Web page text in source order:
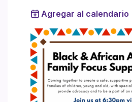
Agregar al calendario